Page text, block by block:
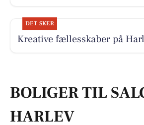
DET SKER
Kreative fællesskaber på
BOLIGER TIL
HARLEV